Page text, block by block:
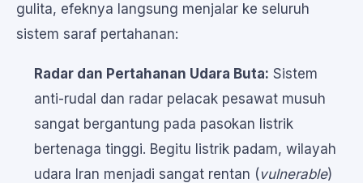
gulita, efeknya langsung menjalar ke seluruh
sistem saraf pertahanan:
Radar dan Pertahanan Udara Buta: Sistem
anti-rudal dan radar pelacak pesawat musuh
sangat bergantung pada pasokan listrik
bertenaga tinggi. Begitu listrik padam, wilayah
udara Iran menjadi sangat rentan ( vulnerable)